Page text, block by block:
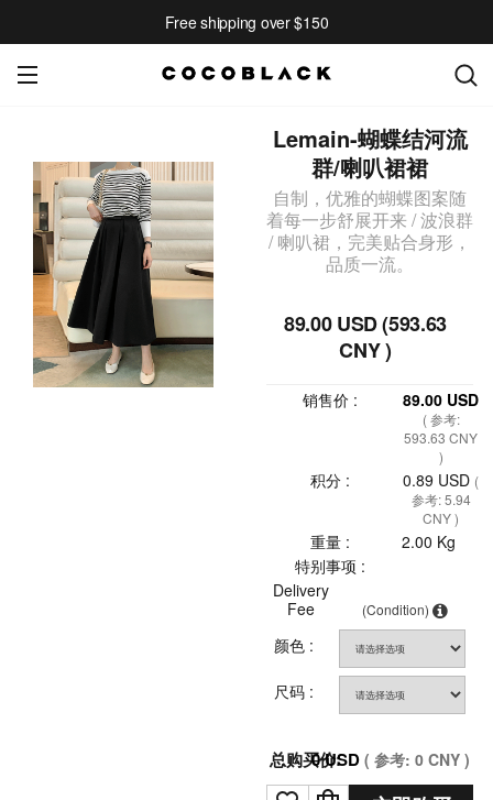
Free shipping over $150
Lemain-蝴蝶结河流
群/喇叭裙裙
自制，优雅的蝴蝶图案随
着每一步舒展开来 / 波浪群
/ 喇叭裙，完美贴合身形，
品质一流。
89.00 USD (593.63
CNY )
销售价 : 89.00 USD
( 参考:
593.63 CNY
)
积分 : 0.89 USD (
参考: 5.94
CNY )
重量 :
2.00 Kg
特别事项 :
Delivery
Fee
(Condition)
颜色 :
尺码 :
总购买价:
0USD( 参考:0 CNY )